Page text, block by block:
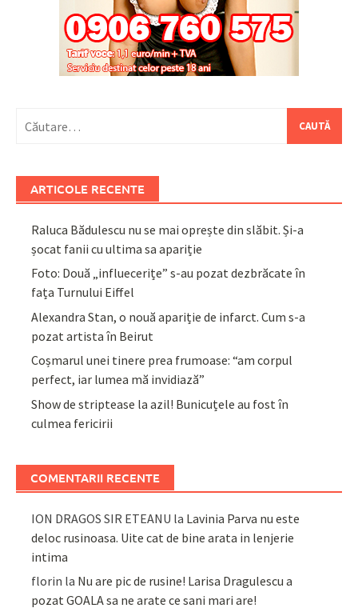
după:
ARTICOLE RECENTE
Raluca Bădulescu nu se mai oprește din slăbit. Și-a
șocat fanii cu ultima sa apariție
Foto: Două „influecerițe” s-au pozat dezbrăcate în
fața Turnului Eiffel
Alexandra Stan, o nouă apariție de infarct. Cum s-a
pozat artista în Beirut
Coșmarul unei tinere prea frumoase: “am corpul
perfect, iar lumea mă invidiază”
Show de striptease la azil! Bunicuțele au fost în
culmea fericirii
COMENTARII RECENTE
ION DRAGOS SIR ETEANU la Lavinia Parva nu este
deloc rusinoasa. Uite cat de bine arata in lenjerie
intima
florin la Nu are pic de rusine! Larisa Dragulescu a
pozat GOALA sa ne arate ce sani mari are!